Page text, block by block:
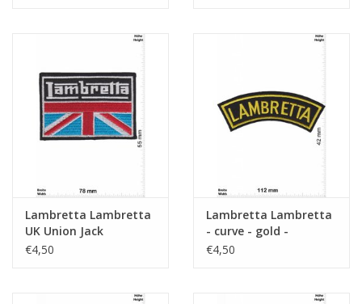
Lambretta Lambretta
UK Union Jack
€4,50
Lambretta Lambretta
- curve - gold -
Innocenti - Scooter -
€4,50